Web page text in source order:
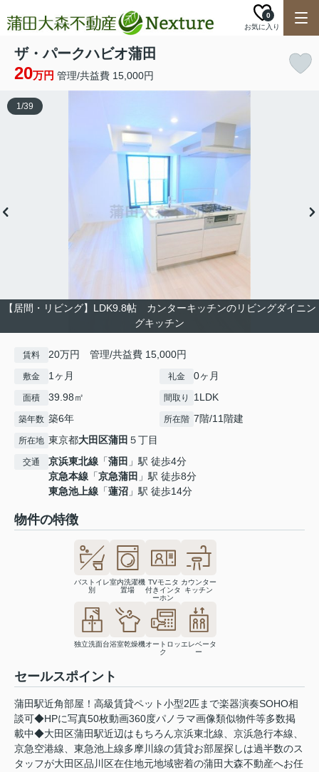
お気に入り
0
ザ・パークハビオ蒲田
20万円 管理/共益費 15,000円
【居間・リビング】LDK9.8帖 カンターキッチンのリビングダイニン
グキッチン
1/39
賃料 20万円 管理/共益費 15,000円
敷金 1ヶ月 礼金 0ヶ月
面積 39.98㎡ 間取り 1LDK
築年数 築6年 所在階 7階/11階建
所在地 東京都大田区蒲田 ５丁目
交通 京浜東北線 「蒲田 」駅 徒歩4分
京急本線 「京急蒲田 」駅 徒歩8分
東急池上線 「蓮沼 」駅 徒歩14分
物件の特徴
バストイレ
別
室内洗濯機
置場
TVモニタ
付きインタ
ーホン
カウンター
キッチン
独立洗面台浴室乾燥機オートロッ
ク
エレベータ
ー
セールスポイント
蒲田駅近角部屋！高級賃貸ペット小型2匹まで楽器演奏SOHO相
談可◆HPに写真50枚動画360度パノラマ画像類似物件等多数掲
載中◆大田区蒲田駅近辺はもちろん京浜東北線、京浜急行本線、
京急空港線、東急池上線多摩川線の賃貸お部屋探しは過半数のス
タッフが大田区品川区在住地元地域密着の蒲田大森不動産へお任